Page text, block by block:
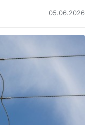
05.06.2026